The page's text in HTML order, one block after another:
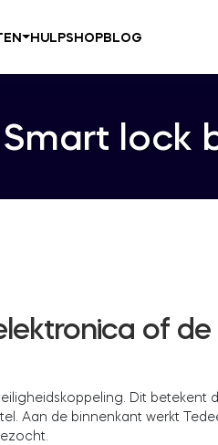
HULPSHOPBLOG
Smart lock
of
Dit betekent
Aan de binnenkant werkt